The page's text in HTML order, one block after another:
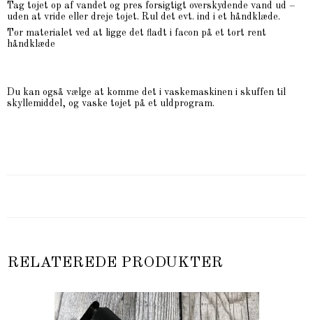
Tag tøjet op af vandet og pres forsigtigt overskydende vand ud –
uden at vride eller dreje tøjet. Rul det evt. ind i et håndklæde.
Tør materialet ved at ligge det fladt i facon på et tørt rent
håndklæde
Du kan også vælge at komme det i vaskemaskinen i skuffen til
skyllemiddel, og vaske tøjet på et uldprogram.
RELATEREDE PRODUKTER